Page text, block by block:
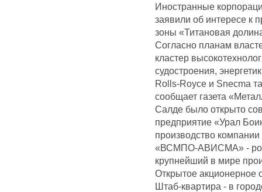
Иностранные
заявили об интересе к
зоны «Титановая
Согласно планам
кластер
судостроения,
Rolls-Royce и Snecma
сообщает газета
Салде было открыто
предприятие «Урал
производство
«ВСМПО-АВИСМА» -
крупнейший в мире
Открытое
Штаб-квартира - в